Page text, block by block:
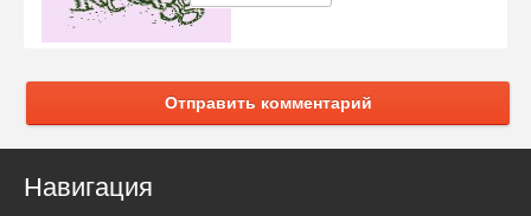
Отправить комментарий
Навигация